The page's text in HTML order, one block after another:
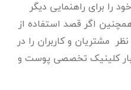
را برای راهنمایی دیگر
اگر قصد استفاده از
مشتریان و کاربران را در
کلینیک تخصصی پوست و